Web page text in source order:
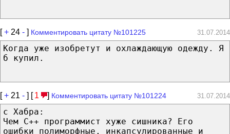
[+ 24 - ] Комментировать цитату №101225 31.07.2014
Когда уже изобретут и охлаждающую одежду. Я
б купил.
[+ 21 - ] [ 1 ] Комментировать цитату №101224 31.07.2014
с Хабра:
Чем C++ программист хуже сишника? Его
ошибки полиморфные, инкапсулированные и